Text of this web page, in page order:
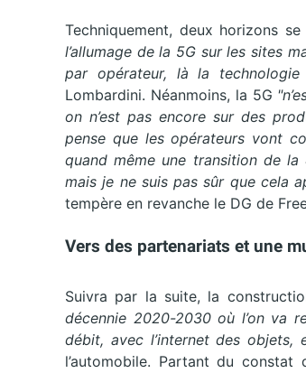
Techniquement, deux horizons
l’allumage de la 5G sur les sites
par opérateur, là la
Lombardini. Néanmoins, la 5G
on n’est pas encore sur des
pense que les opérateurs vont
quand même une transition de
mais je ne suis pas sûr que cela
tempère en revanche le DG de
Vers des partenariats et une
Suivra par la suite, la
décennie 2020-2030 où l’on va
débit, avec l’internet des objets,
l’automobile. Partant du